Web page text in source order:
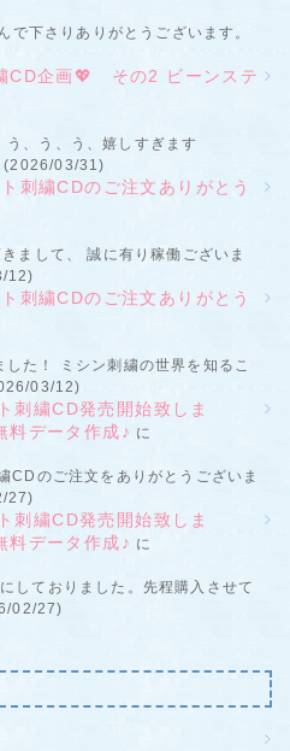
下さりありがとうございます。
CD企画💖 その2 ビーンステ
、う、う、嬉しすぎます
03/31)
刺繍CDのご注文ありがとう
まして、 誠に有り稼働ございま
12)
刺繍CDのご注文ありがとう
た！ ミシン刺繍の世界を知るこ
03/12)
繍CD発売開始致しま
データ作成♪ に
CDのご注文をありがとうございま
27)
繍CD発売開始致しま
データ作成♪ に
しておりました。先程購入させて
02/27)